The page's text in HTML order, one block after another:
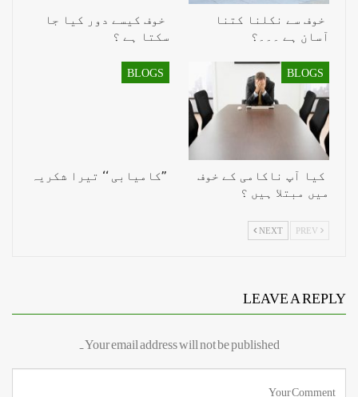
خوف سے نکلنا کتنا
آسان ہے ۔۔۔؟
خوف کیسے دور کیا جا
سکتا ہے ؟
BLOGS
کیا آپ ناکامی کے خوف
میں مبتلا ہیں ؟
BLOGS
’’کامیابی ‘‘ تیرا شکریہ
NEXT
LEAVE A REPLY
Your email address will not be published.